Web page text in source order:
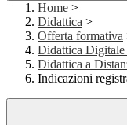
Home >
Didattica >
Offerta formativa
Didattica Digitale
Didattica a
Indicazioni